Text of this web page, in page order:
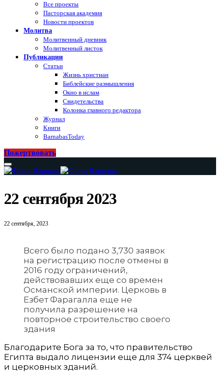
Все проекты
Пасторская академия
Новости проектов
Молитва
Молитвенный дневник
Молитвенный листок
Публикации
Статьи
Жизнь христиан
Библейские размышления
Окно в ислам
Свидетельства
Колонка главного редактора
Журнал
Книги
BarnabasToday
Пожертвовать
22 сентября 2023
22 сентября, 2023
Всего было подано 3,730 заявок
на регистрацию после отмены в
2016 году ограничений,
действовавших еще со времен
Османской империи. Церковь в
Езбет Фарагалла еще не
получила разрешение на
повторное строительство своего
здания
Благодарите Бога за то, что правительство
Египта выдало лицензии еще для 374 церквей
и церковных зданий.